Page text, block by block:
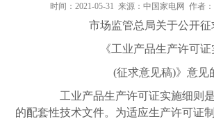
时间：2021-05-31 来源：中国家电网 作者：
市场监管总局关于公开征
《工业产品生产许可证
(征求意见稿)》意见
工业产品生产许可证实施细则是
的配套性技术文件。为适应生产许可证